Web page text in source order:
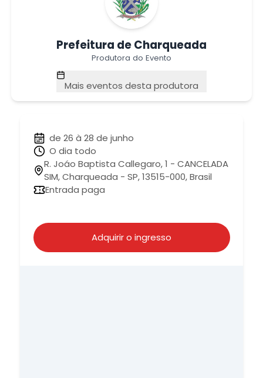
Prefeitura de Charqueada
Produtora do Evento
Mais eventos desta produtora
de 26 à 28 de junho
O dia todo
R. Joáo Baptista Callegaro, 1 - CANCELADA
SIM, Charqueada - SP, 13515-000, Brasil
Entrada paga
Adquirir o ingresso